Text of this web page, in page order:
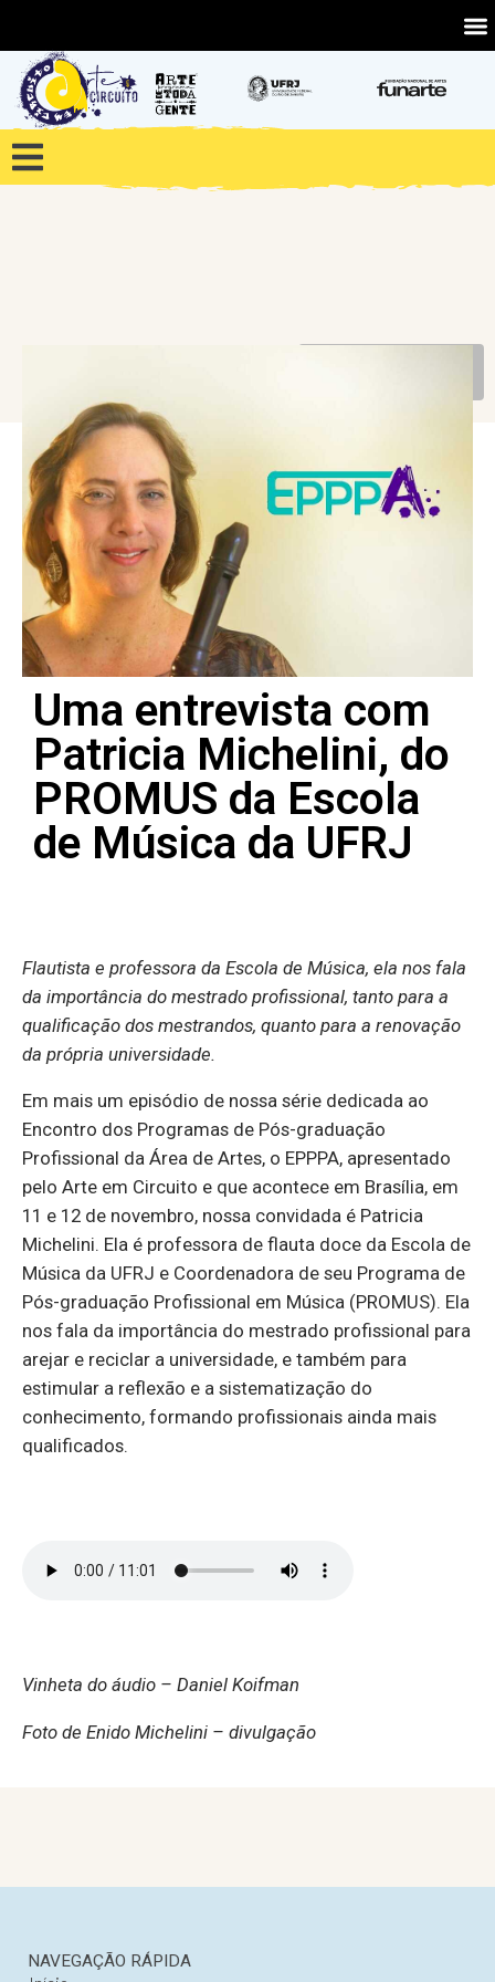
Uma entrevista com
Patricia Michelini, do
PROMUS da Escola
de Música da UFRJ
Flautista e professora da Escola de Música, ela nos fala
da importância do mestrado profissional, tanto para a
qualificação dos mestrandos, quanto para a renovação
da própria universidade.
Em mais um episódio de nossa série dedicada ao
Encontro dos Programas de Pós-graduação
Profissional da Área de Artes, o EPPPA, apresentado
pelo Arte em Circuito e que acontece em Brasília, em
11 e 12 de novembro, nossa convidada é Patricia
Michelini. Ela é professora de flauta doce da Escola de
Música da UFRJ e Coordenadora de seu Programa de
Pós-graduação Profissional em Música (PROMUS). Ela
nos fala da importância do mestrado profissional para
arejar e reciclar a universidade, e também para
estimular a reflexão e a sistematização do
conhecimento, formando profissionais ainda mais
qualificados.
Vinheta do áudio – Daniel Koifman
Foto de Enido Michelini – divulgação
NAVEGAÇÃO RÁPIDA